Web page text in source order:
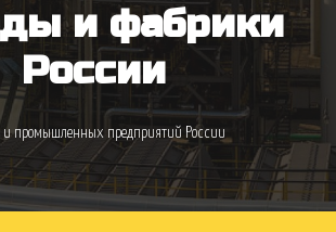
и фабрики
России
и промышленных предприятий России